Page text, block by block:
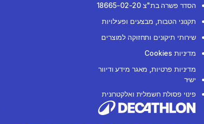
הסדר פשרה בת"צ 18665-02-20
תקנוני הטבות, מבצעים ופעילויות
שירותי תיקונים ותחזוקה למוצרים
מדיניות Cookies
מדיניות פרטיות, מאגר מידע ודיוור
ישיר
פינוי פסולת חשמלית ואלקטרונית